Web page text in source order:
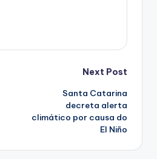
Next Post
Santa Catarina
decreta alerta
climático por causa do
El Niño